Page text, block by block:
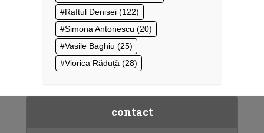
Raftul Denisei (122)
Simona Antonescu (20)
Vasile Baghiu (25)
Viorica Răduţă (28)
contact